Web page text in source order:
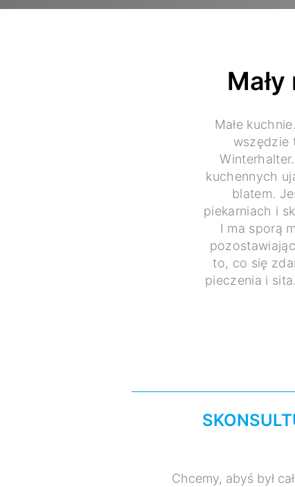
Małe
wszędzie
kuchennych
blatem.
piekarniach i
I ma sporą
to, co się
pieczenia i
Chcemy, abyś był